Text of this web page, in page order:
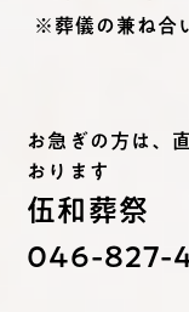
※葬儀の兼ね合
お急ぎの方は、
おります
伍和葬祭
046-827-